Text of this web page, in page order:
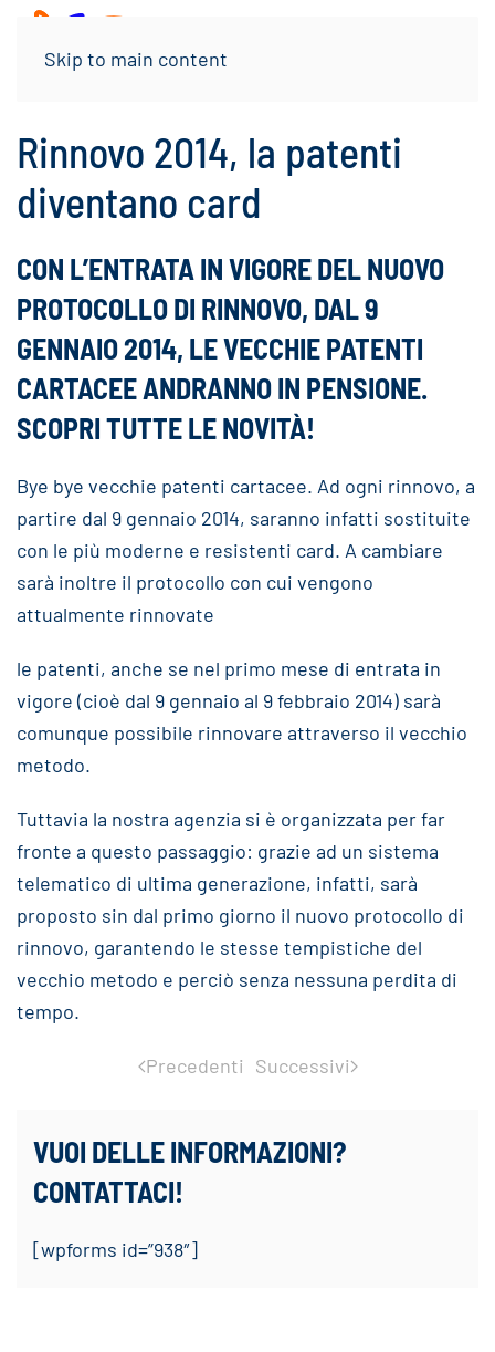
Skip to main content
Rinnovo 2014, la patenti
diventano card
CON L’ENTRATA IN VIGORE DEL NUOVO
PROTOCOLLO DI RINNOVO, DAL 9
GENNAIO 2014, LE VECCHIE PATENTI
CARTACEE ANDRANNO IN PENSIONE.
SCOPRI TUTTE LE NOVITÀ!
Bye bye vecchie patenti cartacee. Ad ogni rinnovo, a
partire dal 9 gennaio 2014, saranno infatti sostituite
con le più moderne e resistenti card. A cambiare
sarà inoltre il protocollo con cui vengono
attualmente rinnovate
le patenti, anche se nel primo mese di entrata in
vigore (cioè dal 9 gennaio al 9 febbraio 2014) sarà
comunque possibile rinnovare attraverso il vecchio
metodo.
Tuttavia la nostra agenzia si è organizzata per far
fronte a questo passaggio: grazie ad un sistema
telematico di ultima generazione, infatti, sarà
proposto sin dal primo giorno il nuovo protocollo di
rinnovo, garantendo le stesse tempistiche del
vecchio metodo e perciò senza nessuna perdita di
tempo.
Precedenti Successivi
VUOI DELLE INFORMAZIONI?
CONTATTACI!
[wpforms id=”938″]